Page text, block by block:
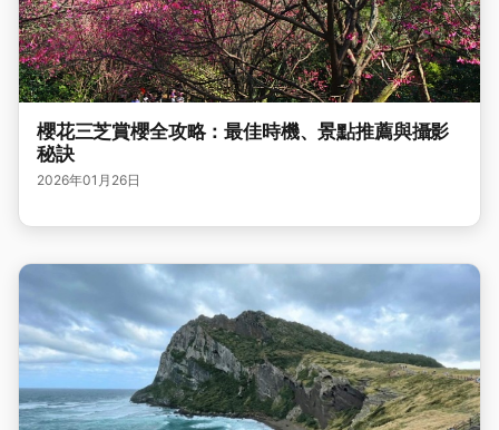
櫻花三芝賞櫻全攻略：最佳時機、景點推薦與攝影
秘訣
2026年01月26日